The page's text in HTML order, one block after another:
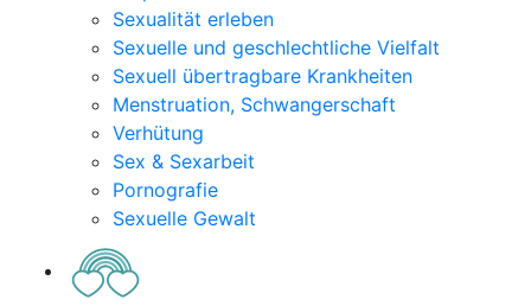
Sexualität erleben
Sexuelle und geschlechtliche Vielfalt
Sexuell übertragbare Krankheiten
Menstruation, Schwangerschaft
Verhütung
Sex & Sexarbeit
Pornografie
Sexuelle Gewalt